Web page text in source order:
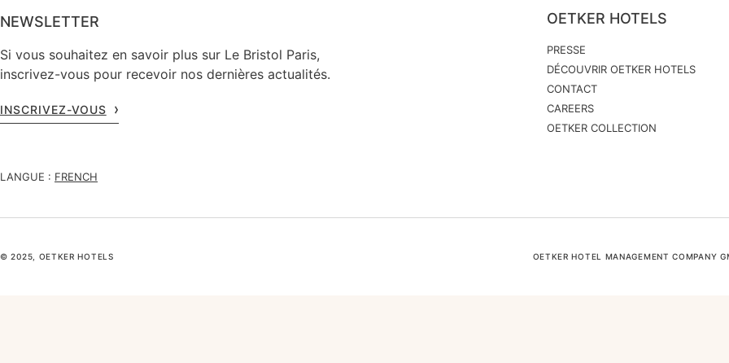
NEWSLETTER
Si vous souhaitez en savoir plus sur Le Bristol Paris,
inscrivez-vous pour recevoir nos dernières actualités.
INSCRIVEZ-VOUS
OETKER HOTELS
PRESSE
DÉCOUVRIR OETKER HOTELS
CONTACT
CAREERS
OETKER COLLECTION
LANGUE : FRENCH
© 2025, OETKER HOTELS OETKER HOTEL MANAGEMENT COMPANY